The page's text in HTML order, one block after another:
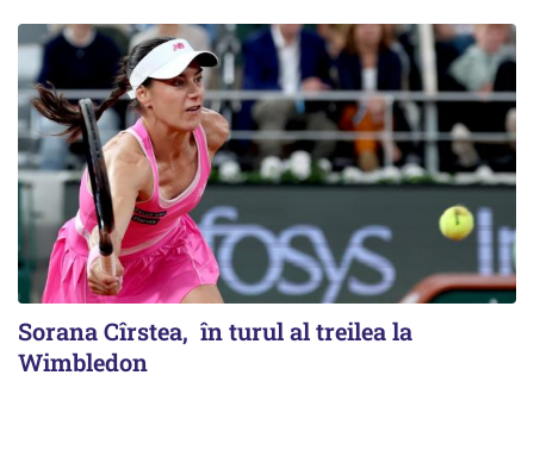
Sorana Cîrstea, în turul al treilea la
Wimbledon